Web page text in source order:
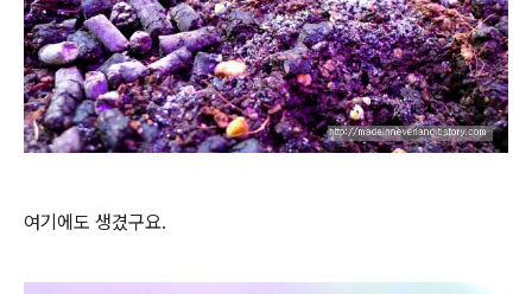
여기에도 생겼구요.